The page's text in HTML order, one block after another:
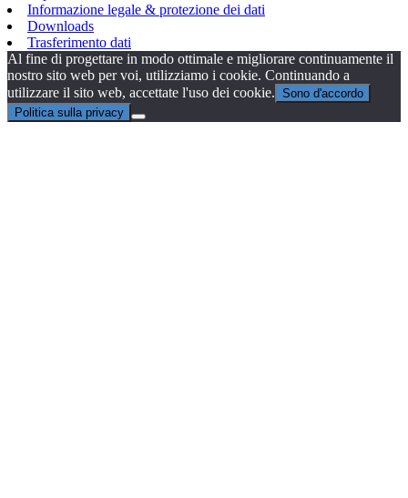
Informazione legale & protezione dei dati
Downloads
Trasferimento dati
Al fine di progettare in modo ottimale e migliorare continuamente il
nostro sito web per voi, utilizziamo i cookie. Continuando a
utilizzare il sito web, accettate l'uso dei cookie. Sono d'accordo
Politica sulla privacy